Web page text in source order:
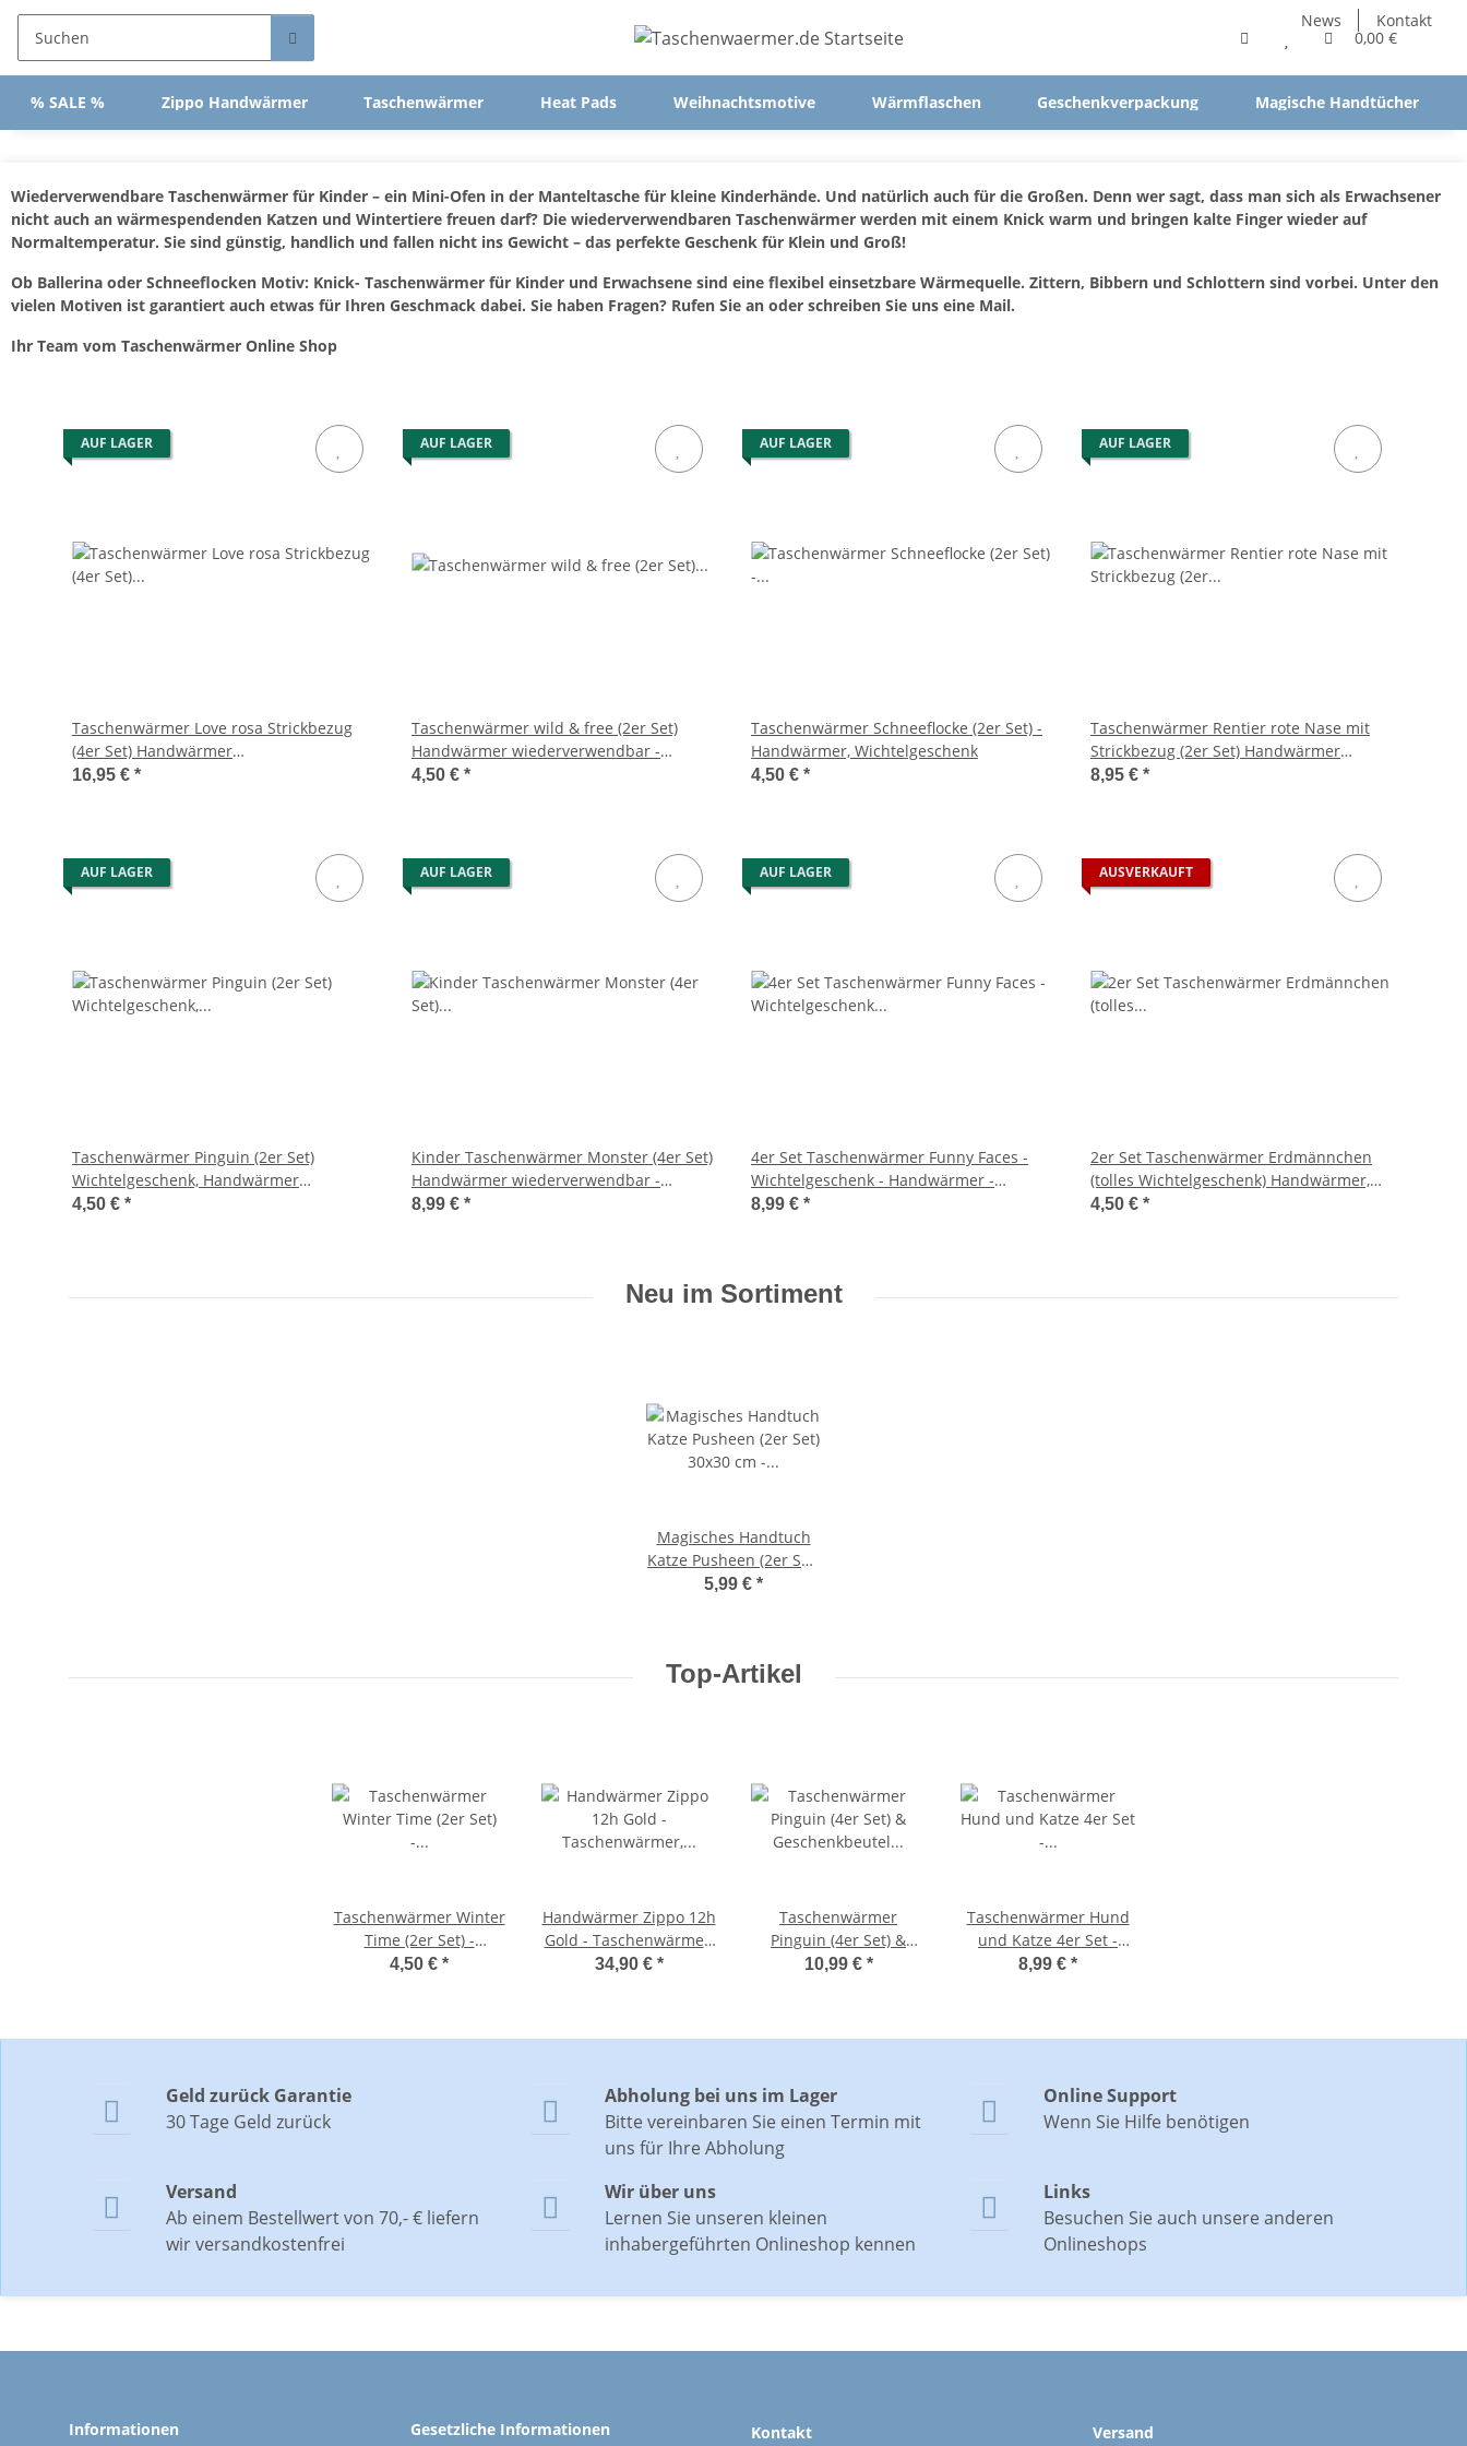
News
Kontakt
0,00 €
% SALE % Zippo Handwärmer Taschenwärmer Heat Pads Weihnachtsmotive Wärmflaschen Geschenkverpackung Magische Handtücher
Wiederverwendbare Taschenwärmer für Kinder – ein Mini-Ofen in der Manteltasche für kleine Kinderhände. Und natürlich auch für die Großen. Denn wer sagt, dass man sich als Erwachsener
nicht auch an wärmespendenden Katzen und Wintertiere freuen darf? Die wiederverwendbaren Taschenwärmer werden mit einem Knick warm und bringen kalte Finger wieder auf
Normaltemperatur. Sie sind günstig, handlich und fallen nicht ins Gewicht – das perfekte Geschenk für Klein und Groß!
Ob Ballerina oder Schneeflocken Motiv: Knick- Taschenwärmer für Kinder und Erwachsene sind eine flexibel einsetzbare Wärmequelle. Zittern, Bibbern und Schlottern sind vorbei. Unter den
vielen Motiven ist garantiert auch etwas für Ihren Geschmack dabei. Sie haben Fragen? Rufen Sie an oder schreiben Sie uns eine Mail.
Ihr Team vom Taschenwärmer Online Shop
AUF LAGER
Taschenwärmer Love rosa Strickbezug
(4er Set) Handwärmer
wiederverwendbar, Wichtelgeschenk
16,95 € *
AUF LAGER
Taschenwärmer wild & free (2er Set)
Handwärmer wiederverwendbar -
Wichtelgeschenk - Taschenheizkissen
4,50 € *
AUF LAGER
Taschenwärmer Schneeflocke (2er Set) -
Handwärmer, Wichtelgeschenk
4,50 € *
AUF LAGER
Taschenwärmer Rentier rote Nase mit
Strickbezug (2er Set) Handwärmer
wiederverwendbar - Wichtelgeschenk -
8,95 € *
AUF LAGER
Taschenwärmer Pinguin (2er Set)
Wichtelgeschenk, Handwärmer
wiederverwendbar, Taschenheizkissen
4,50 € *
AUF LAGER
Kinder Taschenwärmer Monster (4er Set)
Handwärmer wiederverwendbar -
Wichtelgeschenk - Taschenheizkissen
8,99 € *
AUF LAGER
4er Set Taschenwärmer Funny Faces -
Wichtelgeschenk - Handwärmer -
Taschenheizkissen
8,99 € *
AUSVERKAUFT
2er Set Taschenwärmer Erdmännchen
(tolles Wichtelgeschenk) Handwärmer,
Hot Pack
4,50 € *
Neu im Sortiment
Magisches Handtuch
Katze Pusheen (2er Set)
30x30 cm -
Kinder Handtuch,
5,99 € *
Top-Artikel
Taschenwärmer Winter
Time (2er Set) -
Wichtelgeschenk,
4,50 € *
Handwärmer Zippo 12h
Gold - Taschenwärmer,
Taschenofen Outdoor,
34,90 € *
Taschenwärmer
Pinguin (4er Set) &
Geschenkbeutel
10,99 € *
Taschenwärmer Hund
und Katze 4er Set -
Wichtelgeschenk,
8,99 € *

Geld zurück Garantie
30 Tage Geld zurück

Abholung bei uns im Lager
Bitte vereinbaren Sie einen Termin mit
uns für Ihre Abholung

Online Support
Wenn Sie Hilfe benötigen

Versand
Ab einem Bestellwert von 70,- € liefern
wir versandkostenfrei

Wir über uns
Lernen Sie unseren kleinen
inhabergeführten Onlineshop kennen

Links
Besuchen Sie auch unsere anderen
Onlineshops
Informationen Gesetzliche Informationen Kontakt Versand